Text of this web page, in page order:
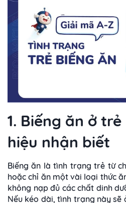
1. Biếng ăn ở
hiệu nhận biết
Biếng ăn là tình trạng trẻ từ
hoặc chỉ ăn một vài loại thức
không nạp đủ các chất dinh
Nếu kéo dài, tình trạng này sẽ